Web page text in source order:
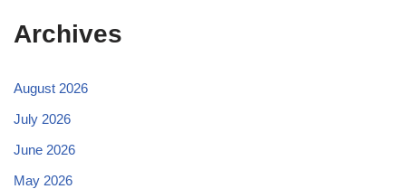
Archives
August 2026
July 2026
June 2026
May 2026